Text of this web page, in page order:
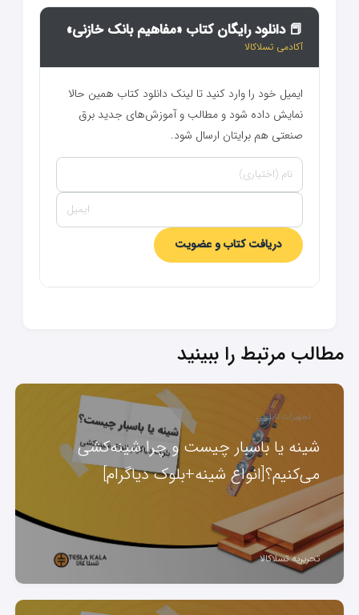
📕 دانلود رایگان کتاب «مفاهیم بانک خازنی»
آکادمی تسلاکالا
ایمیل خود را وارد کنید تا لینک دانلود کتاب همین حالا
نمایش داده شود و مطالب و آموزش‌های جدید برق
صنعتی هم برایتان ارسال شود.
دریافت کتاب و عضویت
مطالب مرتبط را ببینید
تجهیزات تابلویی
شینه یا باسبار چیست و چرا شینه‌کشی
می‌کنیم؟[انواع شینه+بلوک دیاگرام]
تحریریه تسلاکالا